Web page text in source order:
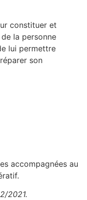
constituer et
la personne
lui permettre
son
accompagnées au
2021.